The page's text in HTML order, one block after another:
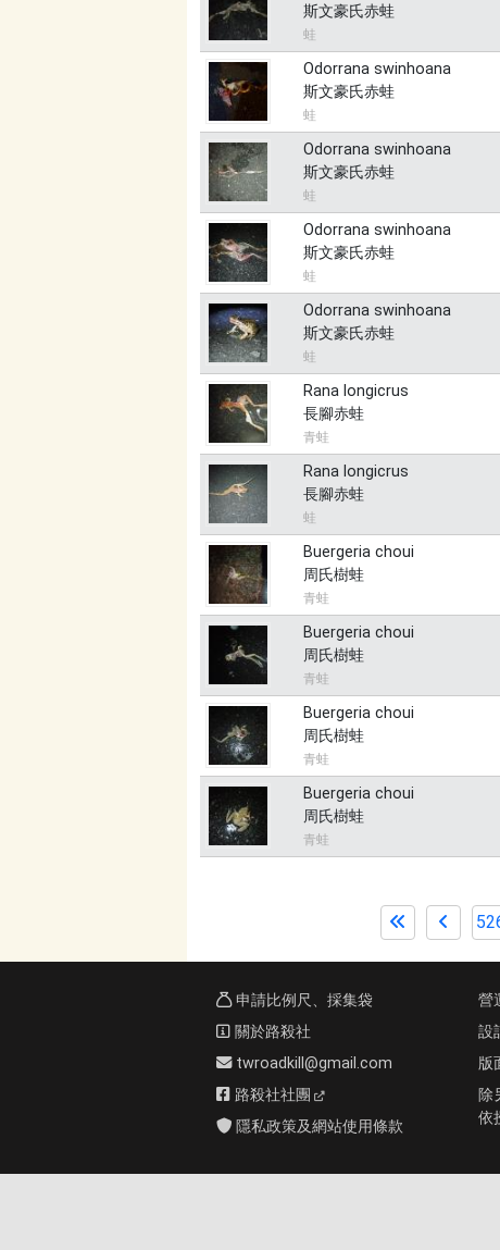
斯文豪氏赤蛙
蛙
Odorrana swinhoana
斯文豪氏赤蛙
蛙
Odorrana swinhoana
斯文豪氏赤蛙
蛙
Odorrana swinhoana
斯文豪氏赤蛙
蛙
Odorrana swinhoana
斯文豪氏赤蛙
蛙
Rana longicrus
長腳赤蛙
青蛙
Rana longicrus
長腳赤蛙
蛙
Buergeria choui
周氏樹蛙
青蛙
Buergeria choui
周氏樹蛙
青蛙
Buergeria choui
周氏樹蛙
青蛙
Buergeria choui
周氏樹蛙
青蛙
申請比例尺、採集袋
關於路殺社
twroadkill@gmail.com
路殺社社團
隱私政策及網站使用條款
營
設
版
除
依